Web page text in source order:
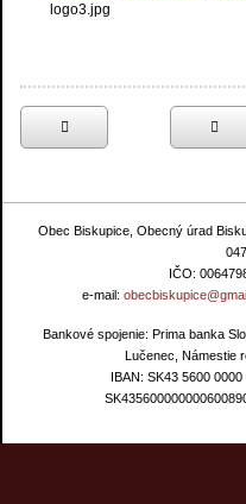
logo3.jpg
Obec Biskupice, Obecný úrad
IČO:
e-mail:
Bankové spojenie: Prima banka
Lučenec, Námestie
IBAN: SK43 5600